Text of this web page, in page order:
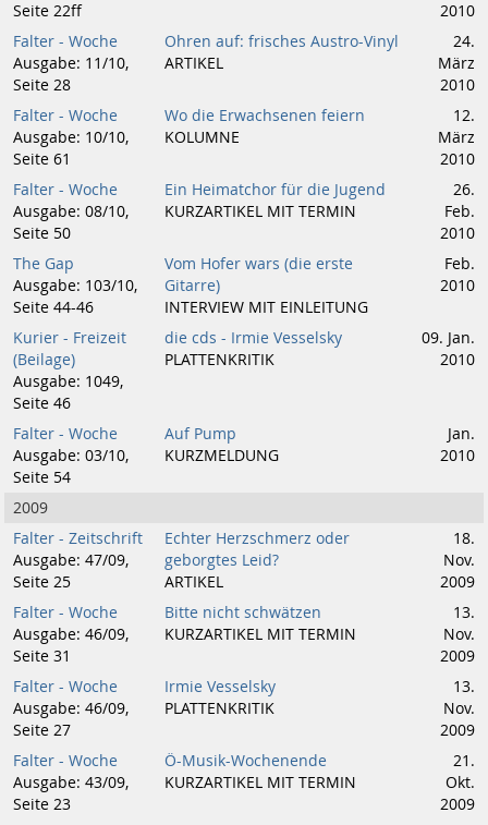
Seite 22ff
2010
Falter - Woche
Ausgabe: 11/10,
Seite 28
Ohren auf: frisches Austro-Vinyl
ARTIKEL
24.
März
2010
Falter - Woche
Ausgabe: 10/10,
Seite 61
Wo die Erwachsenen feiern
KOLUMNE
12.
März
2010
Falter - Woche
Ausgabe: 08/10,
Seite 50
Ein Heimatchor für die Jugend
KURZARTIKEL MIT TERMIN
26.
Feb.
2010
The Gap
Ausgabe: 103/10,
Seite 44-46
Vom Hofer wars (die erste
Gitarre)
INTERVIEW MIT EINLEITUNG
Feb.
2010
Kurier - Freizeit
(Beilage)
Ausgabe: 1049,
Seite 46
die cds - Irmie Vesselsky
PLATTENKRITIK
09. Jan.
2010
Falter - Woche
Ausgabe: 03/10,
Seite 54
Auf Pump
KURZMELDUNG
Jan.
2010
2009
Falter - Zeitschrift
Ausgabe: 47/09,
Seite 25
Echter Herzschmerz oder
geborgtes Leid?
ARTIKEL
18.
Nov.
2009
Falter - Woche
Ausgabe: 46/09,
Seite 31
Bitte nicht schwätzen
KURZARTIKEL MIT TERMIN
13.
Nov.
2009
Falter - Woche
Ausgabe: 46/09,
Seite 27
Irmie Vesselsky
PLATTENKRITIK
13.
Nov.
2009
Falter - Woche
Ausgabe: 43/09,
Seite 23
Ö-Musik-Wochenende
KURZARTIKEL MIT TERMIN
21.
Okt.
2009